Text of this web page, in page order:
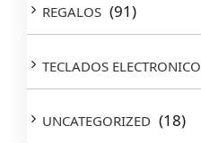
REGALOS (91)
TECLADOS ELECTRONICO
UNCATEGORIZED (18)